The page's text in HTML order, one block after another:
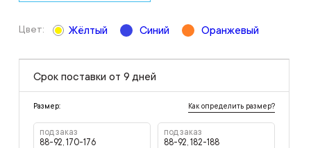
Цвет: Жёлтый Синий Оранжевый
Срок поставки от 9 дней
Размер: Как определить размер?
под заказ
88-92, 170-176
под заказ
88-92, 182-188